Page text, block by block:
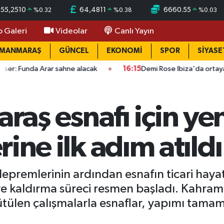
55,2510 %0.32 64,4811 %0.38 6660.55 %0.03
Galeri Videolar Canlı Yayın
GÜNCEL EKONOMİ SPOR
alacak 16:15Demi Rose Ibiza'da ortaya çıktı: Son halini
esnafı için
ilk adım atıldı
ardından esnafın ticari
kaldırma süreci resmen başladı.
çalışmalarla esnaflar, yapımı